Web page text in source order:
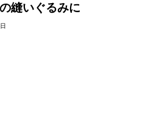
縫いぐるみに